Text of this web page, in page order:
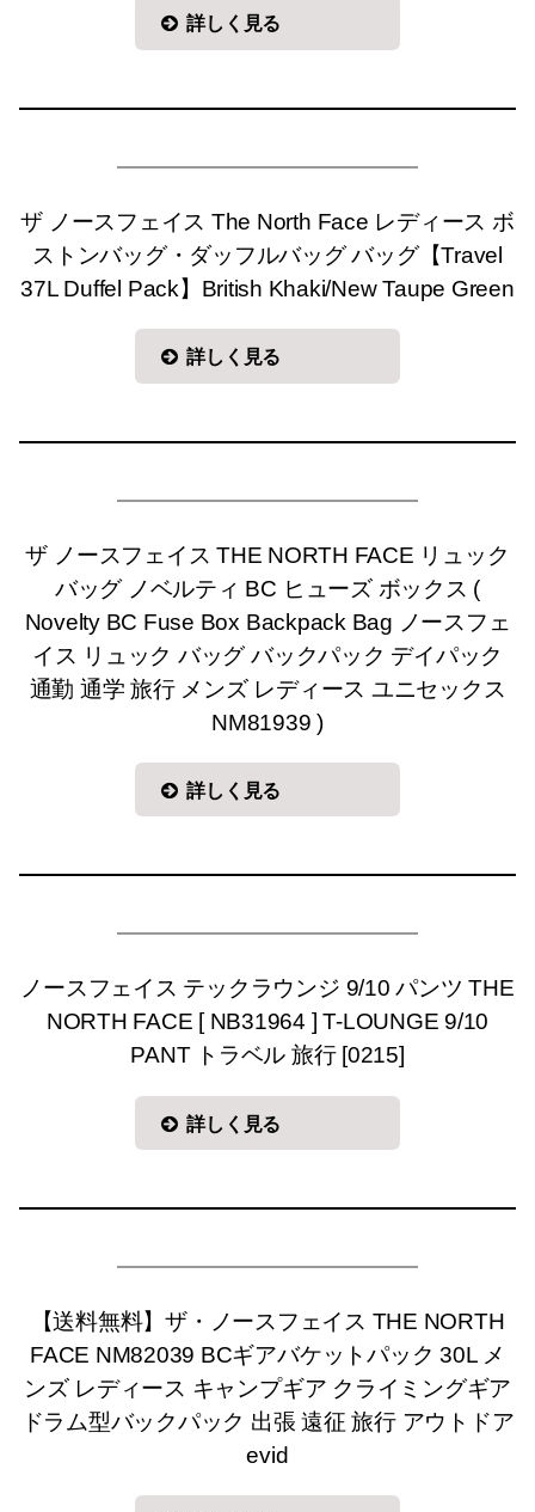
詳しく見る
ザ ノースフェイス The North Face レディース ボ
ストンバッグ・ダッフルバッグ バッグ【Travel
37L Duffel Pack】British Khaki/New Taupe Green
詳しく見る
ザ ノースフェイス THE NORTH FACE リュック
バッグ ノベルティ BC ヒューズ ボックス (
Novelty BC Fuse Box Backpack Bag ノースフェ
イス リュック バッグ バックパック デイパック
通勤 通学 旅行 メンズ レディース ユニセックス
NM81939 )
詳しく見る
ノースフェイス テックラウンジ 9/10 パンツ THE
NORTH FACE [ NB31964 ] T-LOUNGE 9/10
PANT トラベル 旅行 [0215]
詳しく見る
【送料無料】ザ・ノースフェイス THE NORTH
FACE NM82039 BCギアバケットパック 30L メ
ンズ レディース キャンプギア クライミングギア
ドラム型バックパック 出張 遠征 旅行 アウトドア
evid